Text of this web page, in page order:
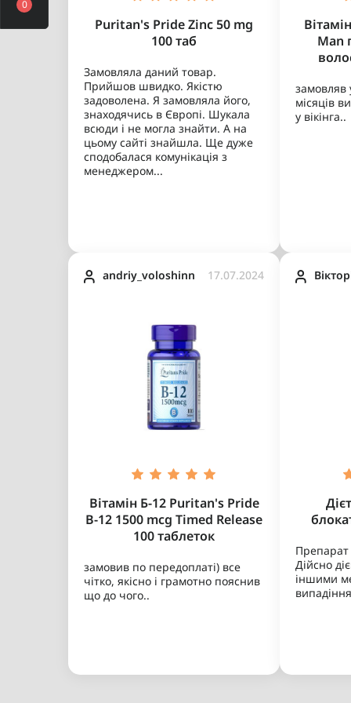
0
Для чоловіків
Для дітей
Для вагітних та годуючих
груддю
Для людей похилого віку
Для імунної системи
Для суглобів та кісток
Селен
Кальцій та Магній
Залізо
Хлорофіл
Блокатори
Пробіотики
Інші БАДи
Вітаміни та косметика з
Парфуми на розпив
Люксові парфуми на розпив
Ультранішеві парфуми на
розпив
Повнорозмірні парфуми
Дифузори для дому
Puritan's Pride Zinc 50 mg
100 таб
Замовляла даний товар.
Прийшов швидко. Якістю
задоволена. Я замовляла його,
знаходячись в Європі. Шукала
всюди і не могла знайти. А на
цьому сайті знайшла. Ще дуже
сподобалася комунікація з
менеджером...
Man
замовляв
місяців
у вікінга..
andriy_voloshinn 17.07.2024
Вітамін Б-12 Puritan's Pride
B-12 1500 mcg Timed Release
100 таблеток
замовив по передоплаті) все
чітко, якісно і грамотно пояснив
що до чого..
Препарат
Дійсно
іншими